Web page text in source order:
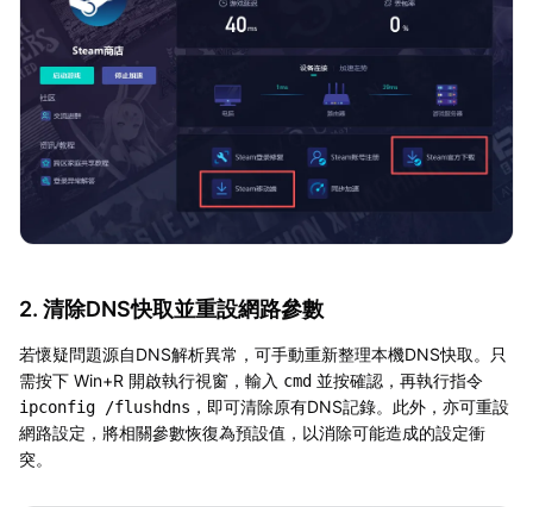
2. 清除DNS快取並重設網路參數
若懷疑問題源自DNS解析異常，可手動重新整理本機DNS快取。只
需按下 Win+R 開啟執行視窗，輸入 cmd 並按確認，再執行指令
ipconfig /flushdns ，即可清除原有DNS記錄。此外，亦可重設
網路設定，將相關參數恢復為預設值，以消除可能造成的設定衝
突。